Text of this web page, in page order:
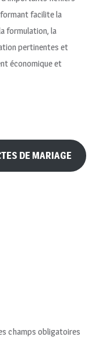
facilite la
formulation, la
pertinentes et
économique et
DE MARIAGE
champs obligatoires